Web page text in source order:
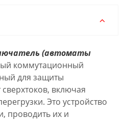
(автоматы
коммутационный
для защиты
включая
Это устройство
проводить их и